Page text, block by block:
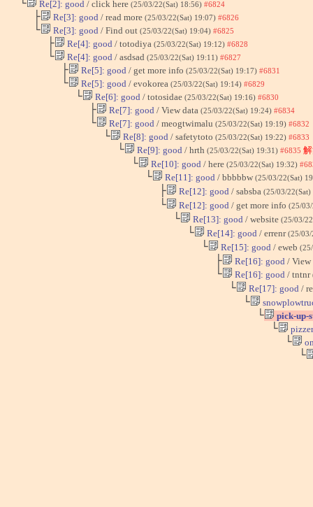
└ Re[2]: good / click here (25/03/22(Sat) 18:56) #6824
├ Re[3]: good / read more (25/03/22(Sat) 19:07) #6826
└ Re[3]: good / Find out (25/03/22(Sat) 19:04) #6825
├ Re[4]: good / totodiya (25/03/22(Sat) 19:12) #6828
└ Re[4]: good / asdsad (25/03/22(Sat) 19:11) #6827
├ Re[5]: good / get more info (25/03/22(Sat) 19:17) #6831
└ Re[5]: good / evokorea (25/03/22(Sat) 19:14) #6829
└ Re[6]: good / totosidae (25/03/22(Sat) 19:16) #6830
├ Re[7]: good / View data (25/03/22(Sat) 19:24) #6834
└ Re[7]: good / meogtwimalu (25/03/22(Sat) 19:19) #6832
└ Re[8]: good / safetytoto (25/03/22(Sat) 19:22) #6833
└ Re[9]: good / hrth (25/03/22(Sat) 19:31) #6835
└ Re[10]: good / here (25/03/22(Sat) 19:32)
└ Re[11]: good / bbbbbw (25/03/22(Sat)
├ Re[12]: good / sabsba (25/03/
└ Re[12]: good / get more info (25/
└ Re[13]: good / website (25/03/
└ Re[14]: good / errenr(25/
└ Re[15]: good / eweb
├ Re[16]: good /
└ Re[16]: good / tntnr
└ Re[17]: good /
└
└ pick-up-
└
└
└